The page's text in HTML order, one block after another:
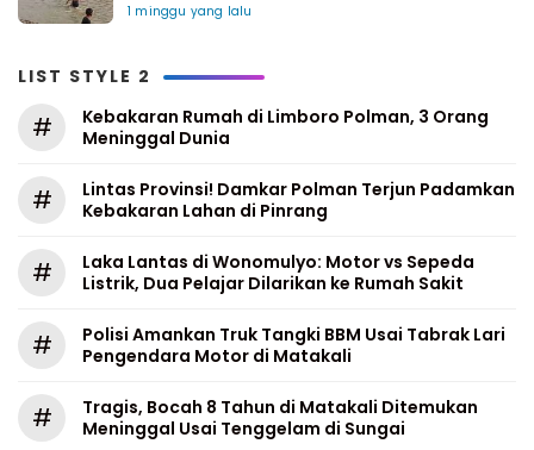
1 minggu yang lalu
LIST STYLE 2
#
Kebakaran Rumah di Limboro Polman, 3 Orang
Meninggal Dunia
#
Lintas Provinsi! Damkar Polman Terjun Padamkan
Kebakaran Lahan di Pinrang
#
Laka Lantas di Wonomulyo: Motor vs Sepeda
Listrik, Dua Pelajar Dilarikan ke Rumah Sakit
#
Polisi Amankan Truk Tangki BBM Usai Tabrak Lari
Pengendara Motor di Matakali
#
Tragis, Bocah 8 Tahun di Matakali Ditemukan
Meninggal Usai Tenggelam di Sungai